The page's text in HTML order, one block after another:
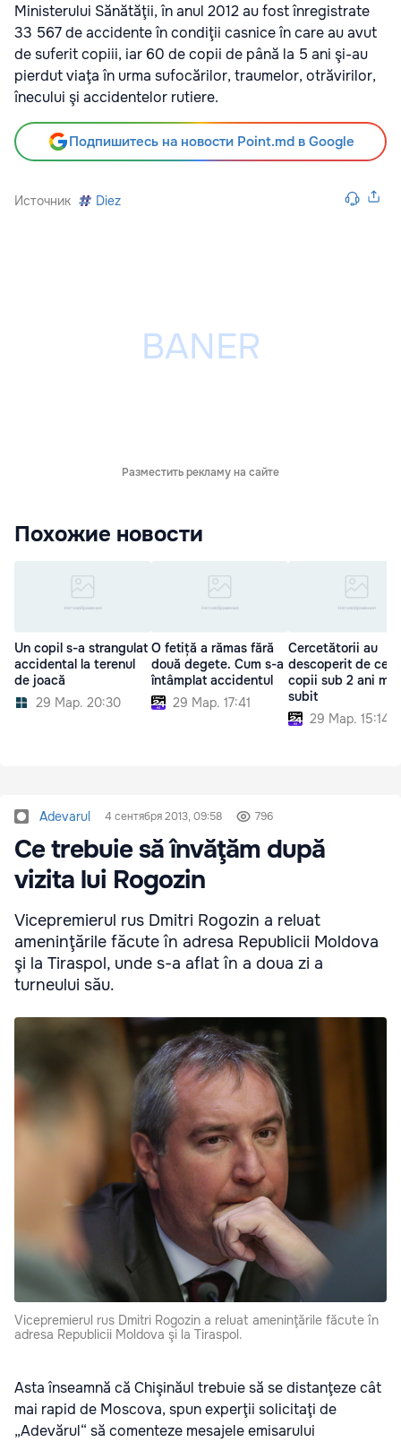
Ministerului Sănătăţii, în anul 2012 au fost înregistrate
33 567 de accidente în condiţii casnice în care au avut
de suferit copiii, iar 60 de copii de până la 5 ani şi-au
pierdut viaţa în urma sufocărilor, traumelor, otrăvirilor,
înecului şi accidentelor rutiere.
Подпишитесь на новости Point.md в Google
Источник Diez
Разместить рекламу на сайте
Похожие новости
Un copil s-a strangulat
accidental la terenul
de joacă
29 Мар. 20:30
O fetiță a rămas fără
două degete. Cum s-a
întâmplat accidentul
29 Мар. 17:41
Cercetătorii au
descoperit de ce
copii sub 2 ani mor
subit
29 Мар. 15:14
Adevarul 4 сентября 2013, 09:58 796
Ce trebuie să învăţăm după
vizita lui Rogozin
Vicepremierul rus Dmitri Rogozin a reluat
ameninţările făcute în adresa Republicii Moldova
şi la Tiraspol, unde s-a aflat în a doua zi a
turneului său.
Vicepremierul rus Dmitri Rogozin a reluat ameninţările făcute în
adresa Republicii Moldova şi la Tiraspol.
Asta înseamnă că Chişinăul trebuie să se distanţeze cât
mai rapid de Moscova, spun experţii solicitaţi de
„Adevărul“ să comenteze mesajele emisarului